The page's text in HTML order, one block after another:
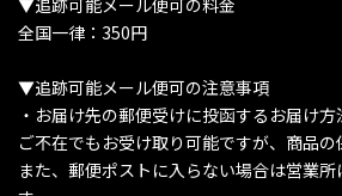
全国一律：350円
▼追跡可能メール便可の注意事項
・お届け先の郵便受けに投函するお届け方
ご不在でもお受け取り可能ですが、商品の
また、郵便ポストに入らない場合は営業